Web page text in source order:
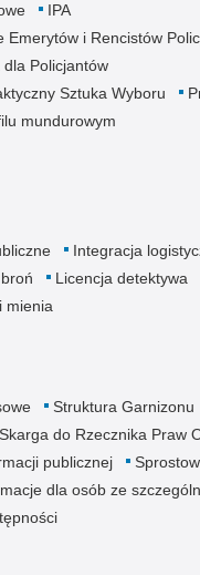
IPA
Emerytów i Rencistów
Policjantów
Sztuka Wyboru
mundurowym
Integracja
Licencja detektywa
mienia
Struktura Garnizonu
Skarga do Rzecznika Praw
publicznej
dla osób ze